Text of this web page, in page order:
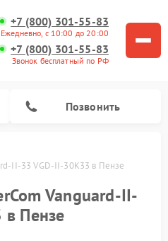
+7 (800) 301-55-83
Ежедневно, с 10:00 до 20:00
+7 (800) 301-55-83
Звонок бесплатный по РФ
Позвонить
II-33 VGD-II-30K33 в Пензе
Vanguard-II-
Пензе